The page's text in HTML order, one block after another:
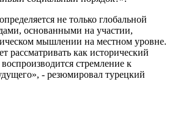
не только глобальной
основанными на участии,
мышлении на местном уровне.
рассматривать как исторический
стремление к
- резюмировал турецкий